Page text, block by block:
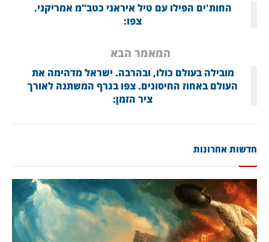
החות'ים הפילו עם טיל איראני כטב"מ אמריקני.
צפו:
המאמר הבא
מובילה בעולם כולו, ובהרבה. ישראל מדהימה את
העולם באחוז החיסונים. צפו בגרף המשתנה לאורך
ציר הזמן:
חדשות אחרונות